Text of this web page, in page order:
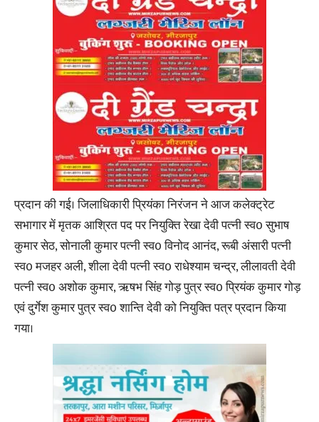
प्रदान की गई। जिलाधिकारी प्रियंका निरंजन ने आज कलेक्ट्रेट
सभागार में मृतक आश्रित पद पर नियुक्ति रेखा देवी पत्नी स्व0 सुभाष
कुमार सेठ, सोनाली कुमार पत्नी स्व0 विनोद आनंद, रूबी अंसारी पत्नी
स्व0 मजहर अली, शीला देवी पत्नी स्व0 राधेश्याम चन्द्र, लीलावती देवी
पत्नी स्व0 अशोक कुमार, ऋषभ सिंह गोड़ पुत्र स्व0 प्रियंक कुमार गोड़
एवं दुर्गेश कुमार पुत्र स्व0 शान्ति देवी को नियुक्ति पत्र प्रदान किया
गया।